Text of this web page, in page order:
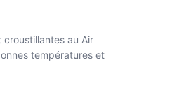
au Air
températures et